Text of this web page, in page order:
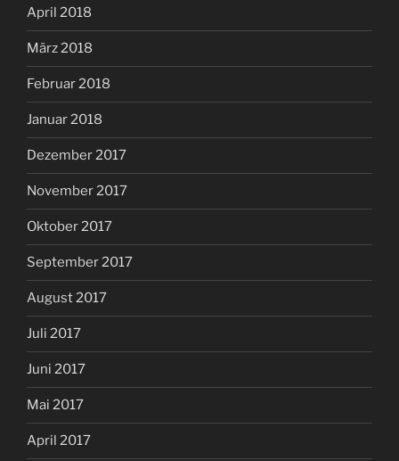
April 2018
März 2018
Februar 2018
Januar 2018
Dezember 2017
November 2017
Oktober 2017
September 2017
August 2017
Juli 2017
Juni 2017
Mai 2017
April 2017